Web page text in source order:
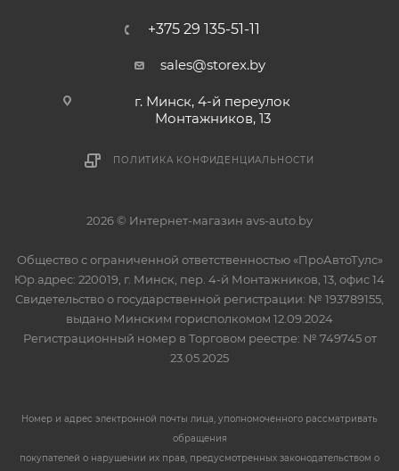
+375 29 135-51-11
sales@storex.by
г. Минск, 4-й переулок
Монтажников, 13
ПОЛИТИКА КОНФИДЕНЦИАЛЬНОСТИ
2026 © Интернет-магазин avs-auto.by
Общество с ограниченной ответственностью «ПроАвтоТулс»
Юр.адрес: 220019, г. Минск, пер. 4-й Монтажников, 13, офис 14
Свидетельство о государственной регистрации: № 193789155,
выдано Минским горисполкомом 12.09.2024
Регистрационный номер в Торговом реестре: № 749745 от
23.05.2025
Номер и адрес электронной почты лица, уполномоченного рассматривать
обращения
покупателей о нарушении их прав, предусмотренных законодательством о